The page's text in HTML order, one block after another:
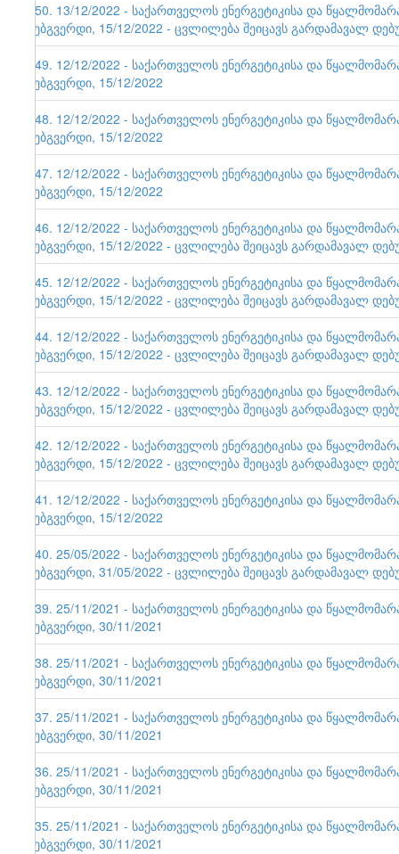
150. 13/12/2022 - საქართველოს ენერგეტიკისა და
ვებგვერდი, 15/12/2022 - ცვლილება შეიცავს გარდამავალ
149. 12/12/2022 - საქართველოს ენერგეტიკისა და
ვებგვერდი, 15/12/2022
148. 12/12/2022 - საქართველოს ენერგეტიკისა და
ვებგვერდი, 15/12/2022
147. 12/12/2022 - საქართველოს ენერგეტიკისა და
ვებგვერდი, 15/12/2022
146. 12/12/2022 - საქართველოს ენერგეტიკისა და
ვებგვერდი, 15/12/2022 - ცვლილება შეიცავს გარდამავალ
145. 12/12/2022 - საქართველოს ენერგეტიკისა და
ვებგვერდი, 15/12/2022 - ცვლილება შეიცავს გარდამავალ
144. 12/12/2022 - საქართველოს ენერგეტიკისა და
ვებგვერდი, 15/12/2022 - ცვლილება შეიცავს გარდამავალ
143. 12/12/2022 - საქართველოს ენერგეტიკისა და
ვებგვერდი, 15/12/2022 - ცვლილება შეიცავს გარდამავალ
142. 12/12/2022 - საქართველოს ენერგეტიკისა და
ვებგვერდი, 15/12/2022 - ცვლილება შეიცავს გარდამავალ
141. 12/12/2022 - საქართველოს ენერგეტიკისა და
ვებგვერდი, 15/12/2022
140. 25/05/2022 - საქართველოს ენერგეტიკისა და
ვებგვერდი, 31/05/2022 - ცვლილება შეიცავს გარდამავალ
139. 25/11/2021 - საქართველოს ენერგეტიკისა და
ვებგვერდი, 30/11/2021
138. 25/11/2021 - საქართველოს ენერგეტიკისა და
ვებგვერდი, 30/11/2021
137. 25/11/2021 - საქართველოს ენერგეტიკისა და
ვებგვერდი, 30/11/2021
136. 25/11/2021 - საქართველოს ენერგეტიკისა და
ვებგვერდი, 30/11/2021
135. 25/11/2021 - საქართველოს ენერგეტიკისა და
ვებგვერდი, 30/11/2021